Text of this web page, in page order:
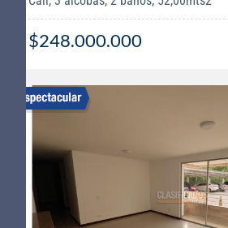
$248.000.000